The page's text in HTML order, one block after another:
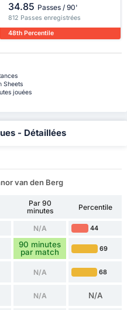
34.85 Passes / 90'
812 Passes enregistrées
48th Percentile
Sheets
jouées
- Détaillées
van den Berg
Par 90
minutes
Percentile
N/A 44
90 minutes
par match
69
N/A 68
N/A N/A